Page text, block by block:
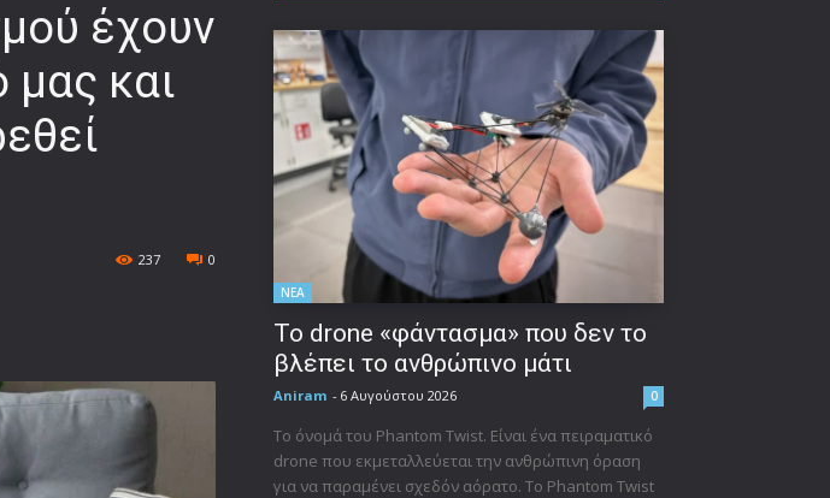
έχουν
μας και
0
237
ΝΕΑ
Το drone «φάντασμα» που δεν το
βλέπει το ανθρώπινο μάτι
Aniram - 6 Αυγούστου 2026 0
Το όνομά του Phantom Twist. Είναι ένα πειραματικό
drone που εκμεταλλεύεται την ανθρώπινη όραση
για να παραμένει σχεδόν αόρατο. Το Phantom Twist